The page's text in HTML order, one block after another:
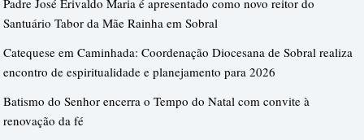
Padre José Erivaldo Maria é apresentado como novo reitor do
Santuário Tabor da Mãe Rainha em Sobral
Catequese em Caminhada: Coordenação Diocesana de Sobral realiza
encontro de espiritualidade e planejamento para 2026
Batismo do Senhor encerra o Tempo do Natal com convite à
renovação da fé